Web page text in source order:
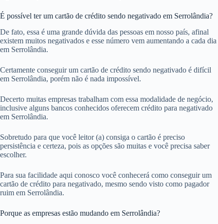
É possível ter um cartão de crédito sendo negativado em Serrolândia?
De fato, essa é uma grande dúvida das pessoas em nosso país, afinal
existem muitos negativados e esse número vem aumentando a cada dia
em Serrolândia.
Certamente conseguir um cartão de crédito sendo negativado é difícil
em Serrolândia, porém não é nada impossível.
Decerto muitas empresas trabalham com essa modalidade de negócio,
inclusive alguns bancos conhecidos oferecem crédito para negativado
em Serrolândia.
Sobretudo para que você leitor (a) consiga o cartão é preciso
persistência e certeza, pois as opções são muitas e você precisa saber
escolher.
Para sua facilidade aqui conosco você conhecerá como conseguir um
cartão de crédito para negativado, mesmo sendo visto como pagador
ruim em Serrolândia.
Porque as empresas estão mudando em Serrolândia?